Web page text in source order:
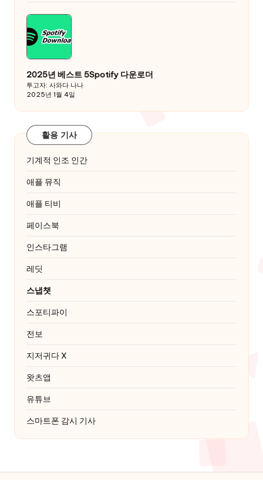
2025년 베스트 5Spotify 다운로더
투고자: 사와다 나나
2025년 1월 4일
활용 기사
기계적 인조 인간
애플 뮤직
애플 티비
페이스북
인스타그램
레딧
스냅챗
스포티파이
전보
지저귀다 X
왓츠앱
유튜브
스마트폰 감시 기사